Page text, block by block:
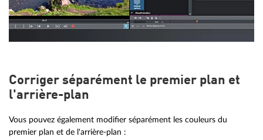
Corriger séparément le premier plan et
l'arrière-plan
Vous pouvez également modifier séparément les couleurs du
premier plan et de l'arrière-plan :